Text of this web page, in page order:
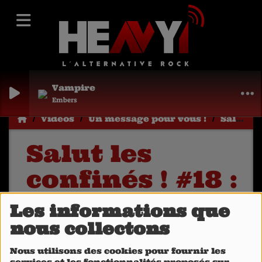
Les informations que
nous collectons
Nous utilisons des cookies pour fournir les
Vampire
Embers
Vidéos Un message pour vous ! Salut les confinés ! #18 : David Dutreuil (Warner Music France)
Salut les
confinés ! #18 :
David Dutreuil
(Warner Music